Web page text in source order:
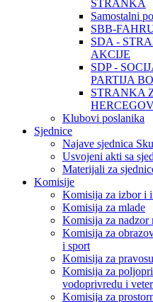
STRANKA
Samostalni
SBB-
SDA -
AKCIJE
SDP -
PARTIJA
STRANKA
Klubovi poslanika
Sjednice
Najave sjednica
Usvojeni akti sa
Materijali za
Komisije
Komisija za izbor i
Komisija za mlade
Komisija za nadzor
Komisija za
i sport
Komisija za
Komisija za
vodoprivredu i
Komisija za